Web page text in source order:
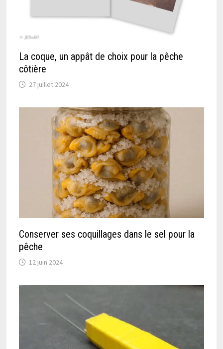
La coque, un appât de choix pour la pêche
côtière
27 juillet 2024
Conserver ses coquillages dans le sel pour la
pêche
12 juin 2024